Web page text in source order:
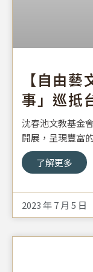
【自由
事」巡抵
台歷史
沈春池文教基金
開展，呈現豐富
歷史對話，再現
續記錄遷台歷史
了解更多
2023 年 7 月 5 日